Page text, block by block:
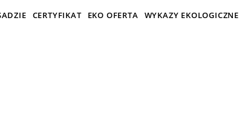
CERTYFIKAT EKO OFERTA WYKAZY EKOLOGICZNE